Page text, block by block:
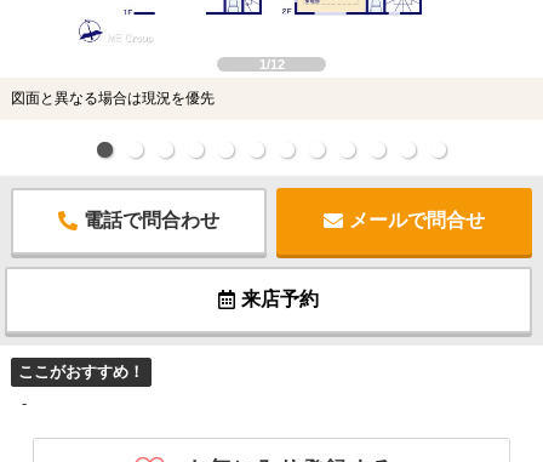
1/12
図面と異なる場合は現況を優先
電話で問合わせ メールで問合せ
来店予約
ここがおすすめ！
-